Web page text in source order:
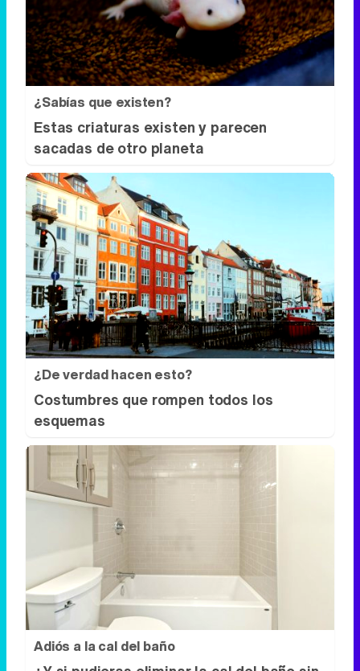
¿Sabías que existen?
Estas criaturas existen y parecen
sacadas de otro planeta
¿De verdad hacen esto?
Costumbres que rompen todos los
esquemas
Adiós a la cal del baño